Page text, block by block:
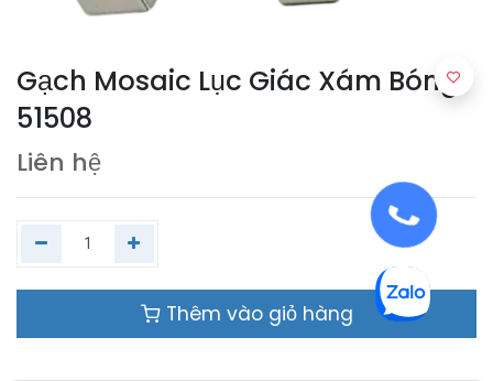
Gạch Mosaic Lục Giác Xám Bóng
51508
Liên hệ
Thêm vào giỏ hàng